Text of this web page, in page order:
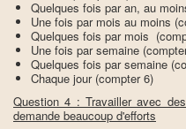
Quelques fois par an, au
Une fois par mois au moins
Quelques fois par mois
Une fois par semaine
Quelques fois par semaine
Chaque jour (compter 6)
Question 4 : Travailler avec
demande beaucoup d'efforts